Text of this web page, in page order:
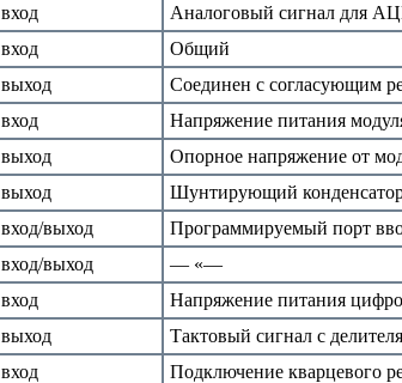
вход
Аналоговый сигнал для
вход
Общий
выход
Соединен с согласующим
вход
Напряжение питания
выход
Опорное напряжение от
выход
Шунтирующий
вход/выход
Программируемый порт
вход/выход
— «—
вход
Напряжение питания
выход
Тактовый сигнал с
вход
Подключение кварцевого